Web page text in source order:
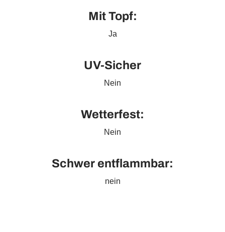
Mit Topf:
Ja
UV-Sicher
Nein
Wetterfest:
Nein
Schwer entflammbar:
nein